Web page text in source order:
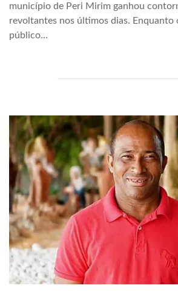
município de Peri Mirim ganhou
revoltantes nos últimos dias. Enquanto
público...